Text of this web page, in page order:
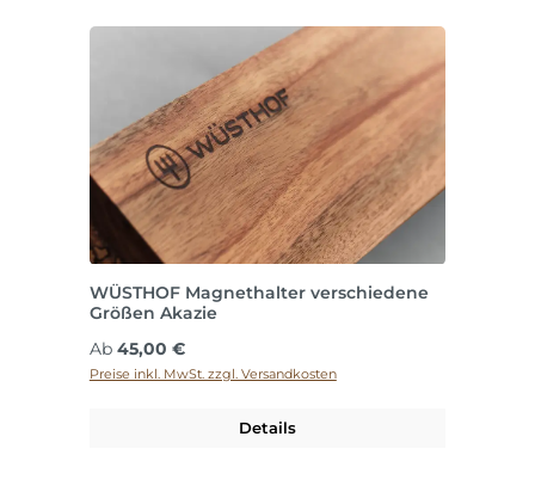
WÜSTHOF Magnethalter verschiedene
Größen Akazie
Regulärer Preis:
Ab 45,00 €
Preise inkl. MwSt. zzgl. Versandkosten
Details